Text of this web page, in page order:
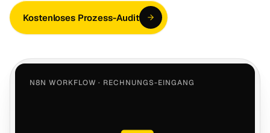
Kostenloses Prozess-Audit
N8N WORKFLOW · RECHNUNGS-EINGANG